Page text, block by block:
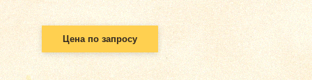
Цена по запросу